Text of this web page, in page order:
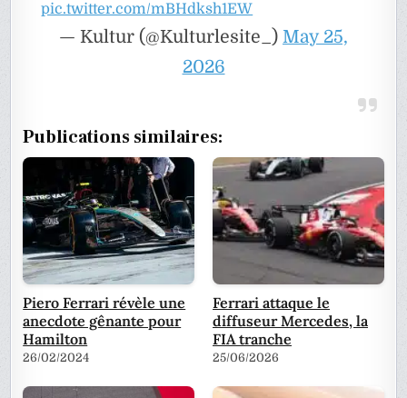
pic.twitter.com/mBHdksh1EW
— Kultur (@Kulturlesite_) May 25,
2026
Publications similaires:
Piero Ferrari révèle une
anecdote gênante pour
Hamilton
26/02/2024
Ferrari attaque le
diffuseur Mercedes, la
FIA tranche
25/06/2026